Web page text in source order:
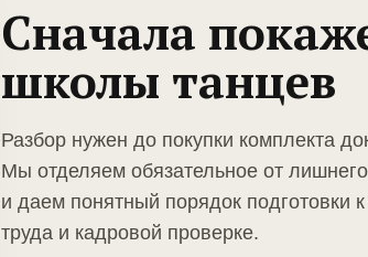
Сначала
школы танцев
Разбор нужен до покупки комплекта
Мы отделяем обязательное от
и даем понятный порядок подготовки
труда и кадровой проверке.